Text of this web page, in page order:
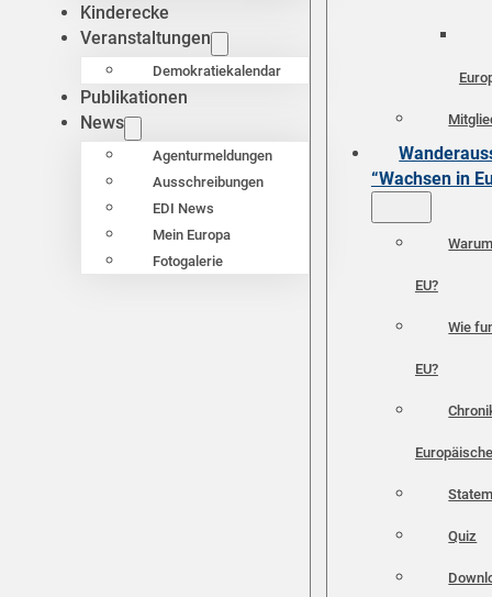
Kinderecke
Veranstaltungen
Demokratiekalendar
Publikationen
News
Agenturmeldungen
Ausschreibungen
EDI News
Mein Europa
Fotogalerie
“Wachsen in
EU?
Wie
EU?
Quiz